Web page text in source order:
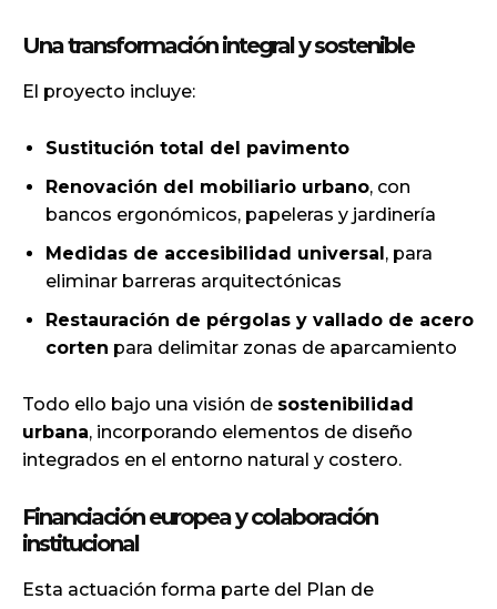
Una transformación integral y sostenible
El proyecto incluye:
Sustitución total del pavimento
Renovación del mobiliario urbano, con
bancos ergonómicos, papeleras y jardinería
Medidas de accesibilidad universal, para
eliminar barreras arquitectónicas
Restauración de pérgolas y vallado de acero
corten para delimitar zonas de aparcamiento
Todo ello bajo una visión de sostenibilidad
urbana, incorporando elementos de diseño
integrados en el entorno natural y costero.
Financiación europea y colaboración
institucional
Esta actuación forma parte del Plan de